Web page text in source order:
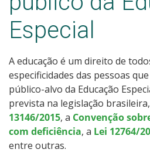
Apoio a eventos
Dignidade Menstrual
Ações Inclusivas
Contatos
Especial
A educação é um direito de
especificidades das pessoas
público-alvo da Educação
prevista na legislação
13146/2015, a Convenção
com deficiência, a Lei 12764/
entre outras.